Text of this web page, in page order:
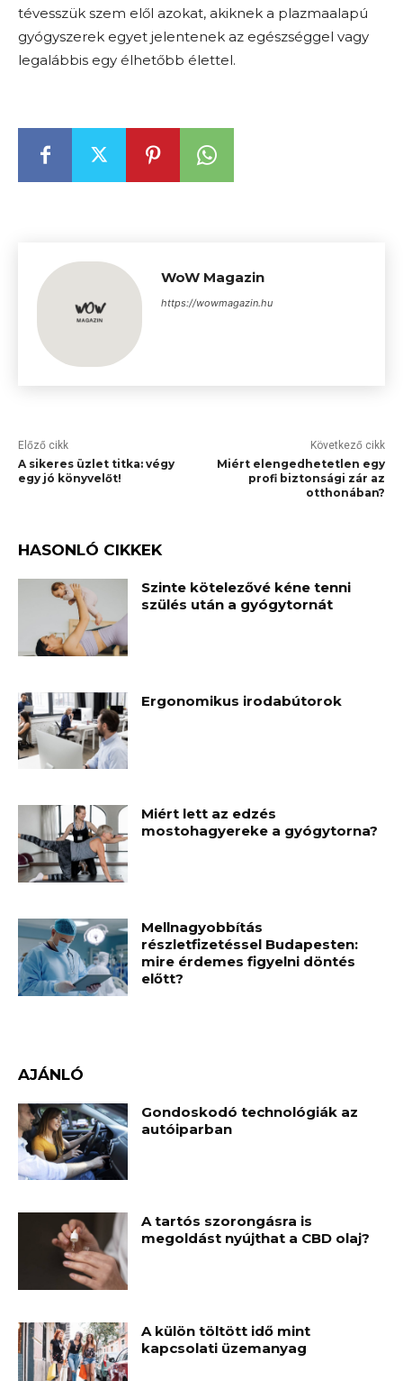
tévesszük szem elől azokat, akiknek a plazmaalapú
gyógyszerek egyet jelentenek az egészséggel vagy
legalábbis egy élhetőbb élettel.
WoW Magazin
https://wowmagazin.hu
Előző cikk
A sikeres üzlet titka: végy
egy jó könyvelőt!
Következő cikk
Miért elengedhetetlen egy
profi biztonsági zár az
otthonában?
HASONLÓ CIKKEK
Szinte kötelezővé kéne tenni
szülés után a gyógytornát
Ergonomikus irodabútorok
Miért lett az edzés
mostohagyereke a gyógytorna?
Mellnagyobbítás
részletfizetéssel Budapesten:
mire érdemes figyelni döntés
előtt?
AJÁNLÓ
Gondoskodó technológiák az
autóiparban
A tartós szorongásra is
megoldást nyújthat a CBD olaj?
A külön töltött idő mint
kapcsolati üzemanyag